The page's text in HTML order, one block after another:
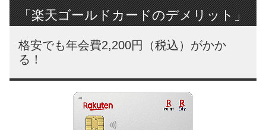
「楽天ゴールドカードのデメリット」
格安でも年会費2,200円（税込）がかか
る！